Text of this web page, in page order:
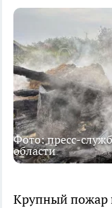
Фото: пресс-
области
Крупный пожар